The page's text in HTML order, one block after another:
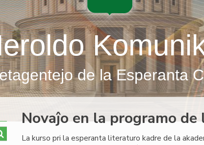
de la Esperanta
Novaĵo en la programo
La kurso pri la esperanta literaturo kadre de la